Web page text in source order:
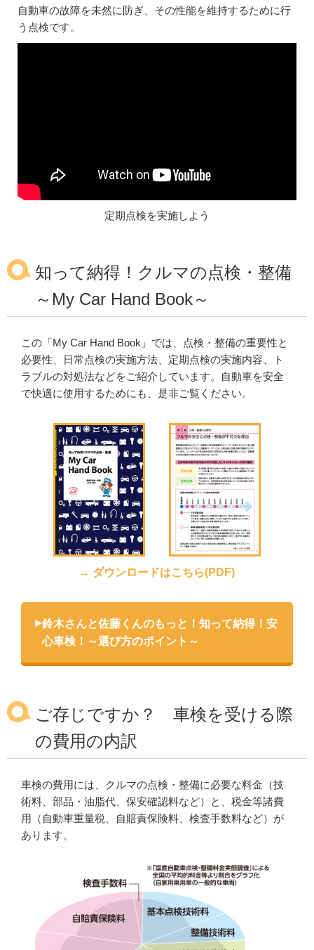
自動車の故障を未然に防ぎ、その性能を維持するために行
う点検です。
定期点検を実施しよう
知って納得！クルマの点検・整備
～My Car Hand Book～
この「My Car Hand Book」では、点検・整備の重要性と
必要性、日常点検の実施方法、定期点検の実施内容、ト
ラブルの対処法などをご紹介しています。自動車を安全
で快適に使用するためにも、是非ご覧ください。
→ ダウンロードはこちら(PDF)
鈴木さんと佐藤くんのもっと！知って納得！安
心車検！～選び方のポイント～
ご存じですか？ 車検を受ける際
の費用の内訳
車検の費用には、クルマの点検・整備に必要な料金（技
術料、部品・油脂代、保安確認料など）と、税金等諸費
用（自動車重量税、自賠責保険料、検査手数料など）が
あります。